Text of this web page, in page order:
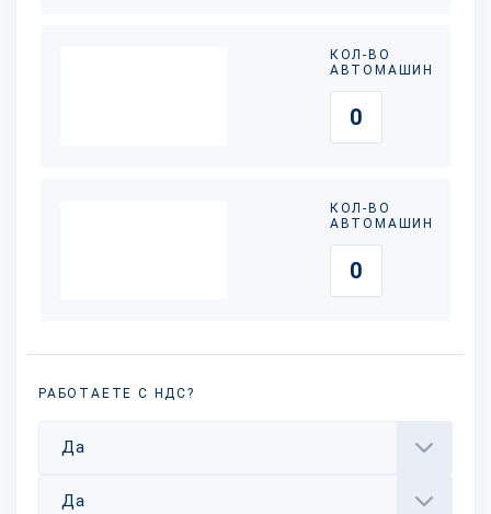
КОЛ-ВО
АВТОМАШИН
КОЛ-ВО
АВТОМАШИН
РАБОТАЕТЕ С НДС?
Да
Да